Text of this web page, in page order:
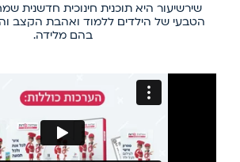
שירשיעור היא תוכנית חינוכית חדשנית
הטבעי של הילדים ללמוד ואהבת הקצב
בהם מלידה.